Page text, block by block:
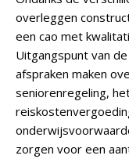
overleggen
een cao met
Uitgangspunt van
afspraken maken
seniorenregeling,
zorgen voor een